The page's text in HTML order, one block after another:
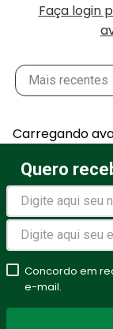
Faça login
Mais recentes
Carregando
Quero
Concordo em
e-mail.